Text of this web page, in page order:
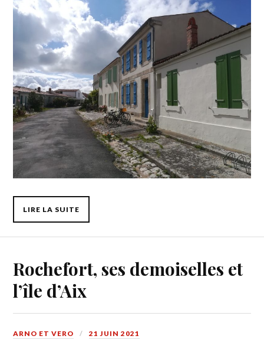
LIRE LA SUITE
Rochefort, ses demoiselles et
l’île d’Aix
ARNO ET VERO 21 JUIN 2021